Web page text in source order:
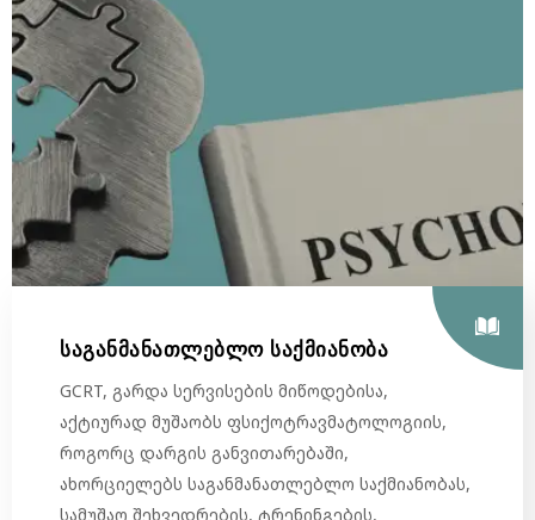
საგანმანათლებლო საქმიანობა
GCRT, გარდა სერვისების მიწოდებისა,
აქტიურად მუშაობს ფსიქოტრავმატოლოგიის,
როგორც დარგის განვითარებაში,
ახორციელებს საგანმანათლებლო საქმიანობას,
სამუშაო შეხვედრების, ტრენინგების,